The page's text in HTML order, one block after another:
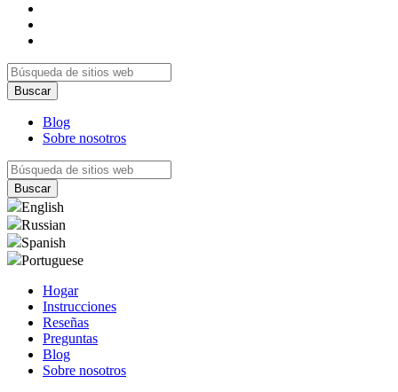
Blog
Sobre nosotros
English
Russian
Spanish
Portuguese
Hogar
Instrucciones
Reseñas
Preguntas
Blog
Sobre nosotros